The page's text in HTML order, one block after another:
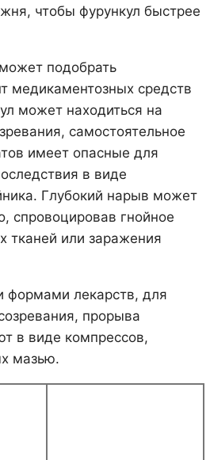
чтобы фурункул быстрее
подобрать
медикаментозных средств
может находиться на
самостоятельное
имеет опасные для
в виде
Глубокий нарыв может
спровоцировав гнойное
тканей или заражения
формами лекарств, для
прорыва
в виде компрессов,
мазью.